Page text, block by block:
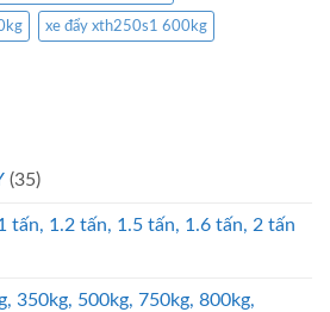
xe đẩy xth250s1 600kg
(35)
tấn, 1.2 tấn, 1.5 tấn, 1.6 tấn, 2 tấn
350kg, 500kg, 750kg, 800kg,